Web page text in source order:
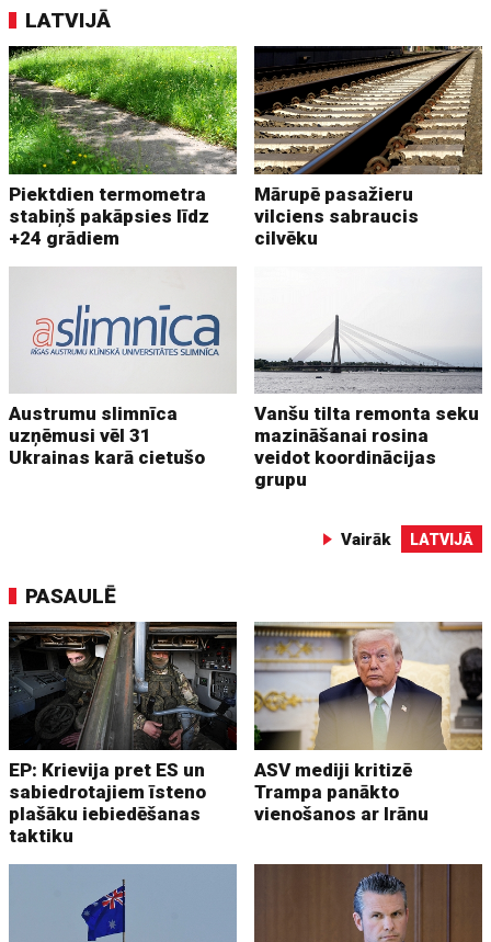
LATVIJĀ
Piektdien termometra
stabiņš pakāpsies līdz
+24 grādiem
Mārupē pasažieru
vilciens sabraucis
cilvēku
Austrumu slimnīca
uzņēmusi vēl 31
Ukrainas karā cietušo
Vanšu tilta remonta seku
mazināšanai rosina
veidot koordinācijas
grupu
Vairāk LATVIJĀ
PASAULĒ
EP: Krievija pret ES un
sabiedrotajiem īsteno
plašāku iebiedēšanas
taktiku
ASV mediji kritizē
Trampa panākto
vienošanos ar Irānu